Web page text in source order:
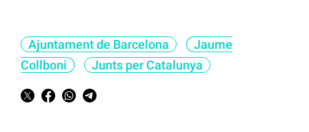
Ajuntament de Barcelona
Jaume
Collboni
Junts per Catalunya